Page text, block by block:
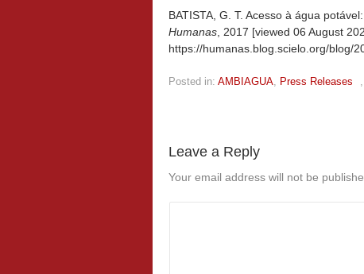
BATISTA, G. T. Acesso à água
Humanas , 2017 [viewed 06 August
https://humanas.blog.scielo.org/blog/
Posted in: AMBIAGUA Press Releases
Leave a Reply
Your email address will not be